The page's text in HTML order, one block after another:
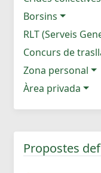
Borsins
RLT (Serveis
Concurs de
Zona personal
Àrea privada
Propostes